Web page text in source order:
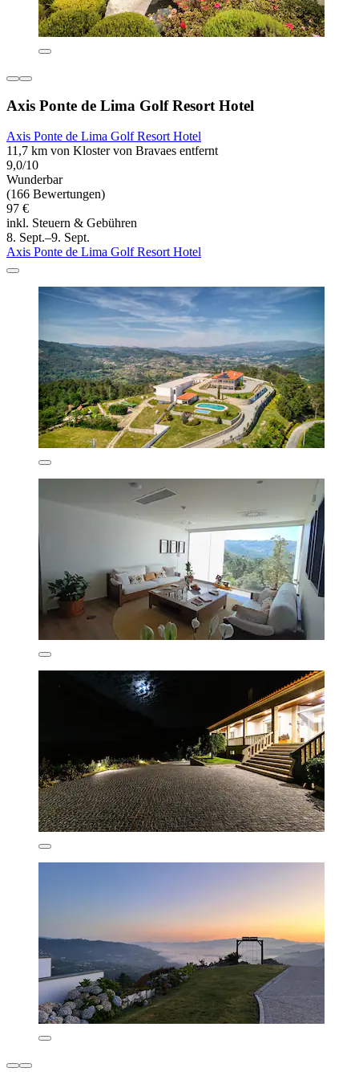
Axis Ponte de Lima Golf Resort Hotel
Axis Ponte de Lima Golf Resort Hotel
11,7 km von Kloster von Bravaes entfernt
9,0/10
Wunderbar
(166 Bewertungen)
97 €
inkl. Steuern & Gebühren
8. Sept.–9. Sept.
Axis Ponte de Lima Golf Resort Hotel